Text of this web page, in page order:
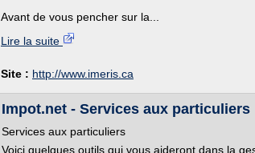
Avant de vous pencher sur la...
Lire la suite
Site : http://www.imeris.ca
Impot.net - Services aux particuliers
Services aux particuliers
Voici quelques outils qui vous aideront dans la